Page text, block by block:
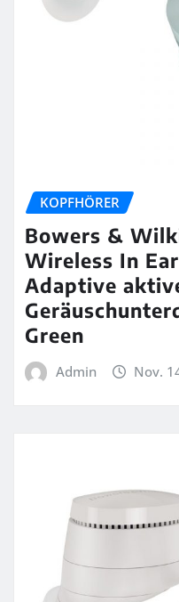
KOPFHÖRER
Bowers &
Wireless In
Adaptive
Green
Admin Nov.